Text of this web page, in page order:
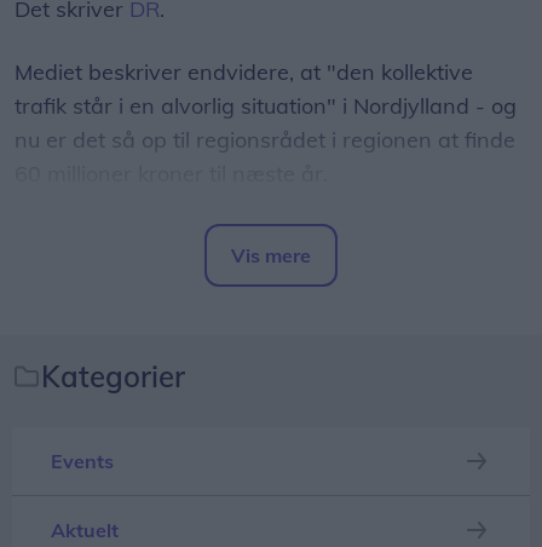
Det skriver DR.
Mediet beskriver endvidere, at "den kollektive
trafik står i en alvorlig situation" i Nordjylland - og
nu er det så op til regionsrådet i regionen at finde
- Det er et svimlende beløb, indleder
regionsrådsmedlem Susanne Flydtkjær, inden hun
- Jeg frygter især, at vi må reducere eller lukke
afgange i landdistrikterne, hvor folk er afhængige
at nogle ruter må sløjfes helt - mens andre ruter
Vis mere
Kategorier
Events
Aktuelt